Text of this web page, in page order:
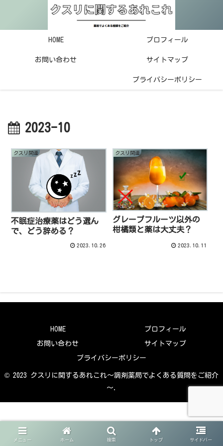
HOME プロフィール
お問い合わせ サイトマップ
プライバシーポリシー
2023-10
クスリ関連
不眠症治療薬はどう選ん
で、どう辞める？
2023.10.26
クスリ関連
グレープフルーツ以外の
柑橘類と薬は大丈夫？
2023.10.11
HOME プロフィール
お問い合わせ サイトマップ
プライバシーポリシー
© 2023 クスリに関するあれこれ～調剤薬局でよくある質問をご紹介
～.
メニュー ホーム 検索 トップ サイドバー